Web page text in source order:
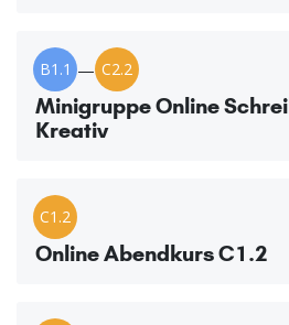
B1.1 — C2.2
Minigruppe Online
Kreativ
C1.2
Online Abendkurs C1.2